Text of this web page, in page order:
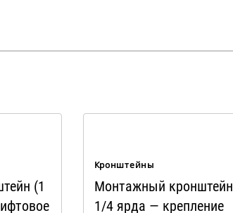
(1
Кронштейны
Монтажный кронштейн
1/4 ярда — крепление